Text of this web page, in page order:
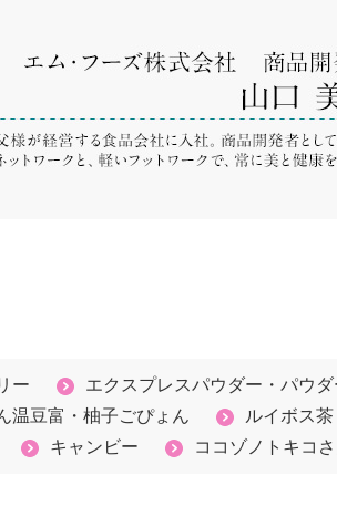
ー
エクスプレスパウダー・パウ
温豆富・柚子ごぴょん
ルイボス茶
キャンビー
ココゾノトキコ